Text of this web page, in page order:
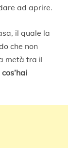
ad aprire.
il quale la
che non
metà tra il
cos’hai